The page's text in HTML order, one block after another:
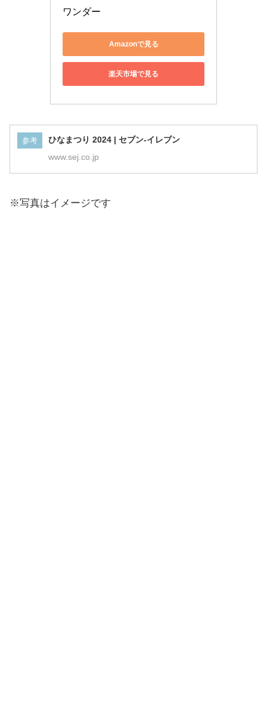
ワンダー
Amazonで見る
楽天市場で見る
参考 ひなまつり 2024 | セブン-イレブン
www.sej.co.jp
※写真はイメージです